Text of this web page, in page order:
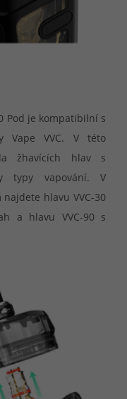
Pod je kompatibilní s
Vape VVC. V této
žhavících hlav s
typy vapování. V
hlavu VVC-30
a hlavu VVC-90 s